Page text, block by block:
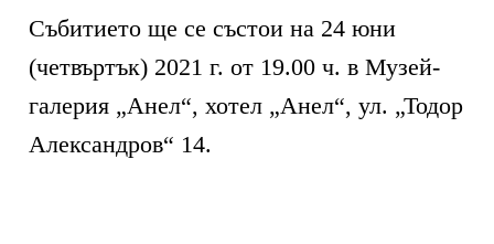
Събитието ще се състои на 24 юни
(четвъртък) 2021 г. от 19.00 ч. в Музей-
галерия „Анел“, хотел „Анел“, ул. „Тодор
Александров“ 14.